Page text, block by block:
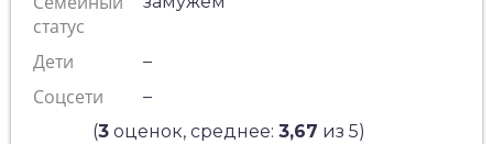
статус
Дети –
Соцсети
–
(3 оценок, среднее: 3,67 из 5)